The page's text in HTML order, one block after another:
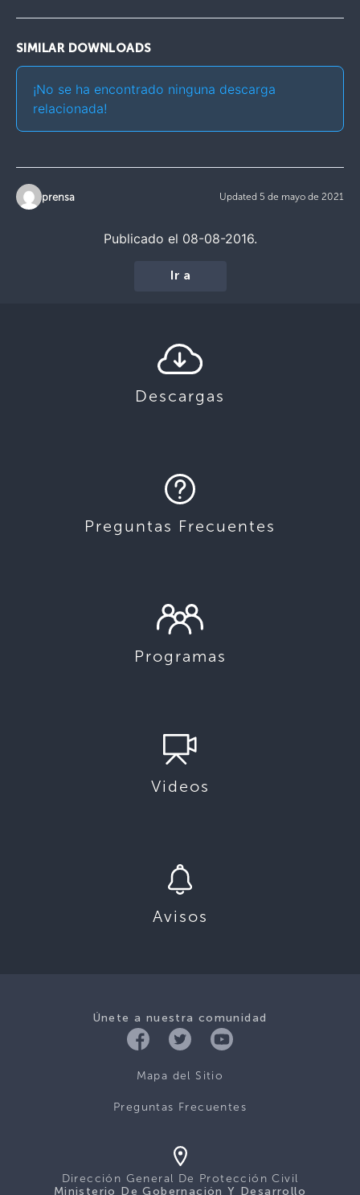
SIMILAR DOWNLOADS
¡No se ha encontrado ninguna descarga
relacionada!
prensa Updated 5 de mayo de 2021
Publicado el 08-08-2016.
Ir a
Descargas
Preguntas Frecuentes
Programas
Videos
Avisos
Únete a nuestra comunidad
Mapa del Sitio
Preguntas Frecuentes
Dirección General De Protección Civil
Ministerio De Gobernación Y Desarrollo